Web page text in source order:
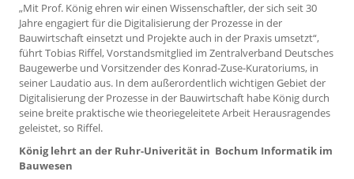
„Mit Prof. König ehren wir einen Wissenschaftler, der sich seit 30
Jahre engagiert für die Digitalisierung der Prozesse in der
Bauwirtschaft einsetzt und Projekte auch in der Praxis umsetzt“,
führt Tobias Riffel, Vorstandsmitglied im Zentralverband Deutsches
Baugewerbe und Vorsitzender des Konrad-Zuse-Kuratoriums, in
seiner Laudatio aus. In dem außerordentlich wichtigen Gebiet der
Digitalisierung der Prozesse in der Bauwirtschaft habe König durch
seine breite praktische wie theoriegeleitete Arbeit Herausragendes
geleistet, so Riffel.
König lehrt an der Ruhr-Univerität in Bochum Informatik im
Bauwesen